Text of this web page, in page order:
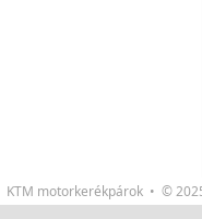
KTM motorkerékpárok • ©